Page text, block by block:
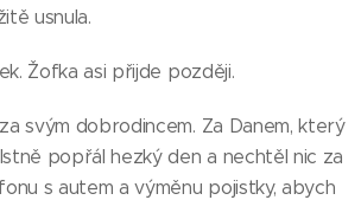
usnula.
Žofka asi přijde později.
svým dobrodincem. Za Danem, který
popřál hezký den a nechtěl nic za
s autem a výměnu pojistky, abych